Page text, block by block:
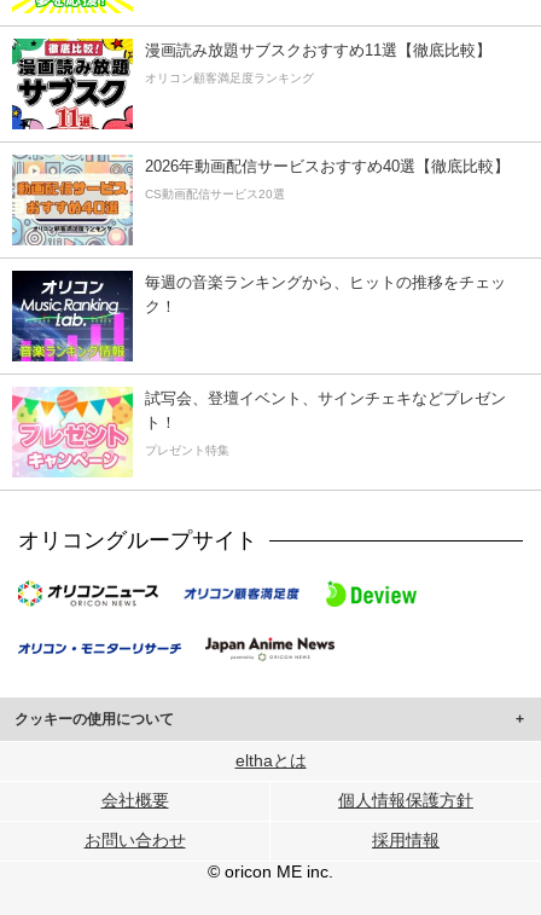
漫画読み放題サブスクおすすめ11選【徹底比較】
オリコン顧客満足度ランキング
2026年動画配信サービスおすすめ40選【徹底比較】
CS動画配信サービス20選
毎週の音楽ランキングから、ヒットの推移をチェッ
ク！
試写会、登壇イベント、サインチェキなどプレゼン
ト！
プレゼント特集
オリコングループサイト
クッキーの使用について
このサイトでは Cookie を使用して、ユーザーに合わせたコンテンツや広告の
行っています。
メディアや広告配信、データ解析の各パートナーに提供しています。
各パートナーは、この情報とユーザーが各パートナーに提供した他の情報や、
ユーザーが各パートナーのサービスを使用したときに収集した他の情報を組み
elthaとは
会社概要 個人情報保護方針
お問い合わせ
採用情報
© oricon ME inc.